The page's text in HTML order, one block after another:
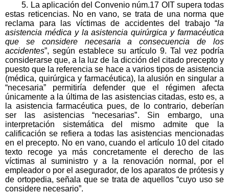
5. La aplicación del Convenio núm.17 OIT supera todas
estas reticencias. No en vano, se trata de una norma que
reclama para las víctimas de accidentes del trabajo “la
asistencia médica y la asistencia quirúrgica y farmacéutica
que se considere necesaria a consecuencia de los
accidentes”, según establece su artículo 9. Tal vez podría
considerarse que, a la luz de la dicción del citado precepto y
puesto que la referencia se hace a varios tipos de asistencia
(médica, quirúrgica y farmacéutica), la alusión en singular a
“necesaria” permitiría defender que el régimen afecta
únicamente a la última de las asistencias citadas, esto es, a
la asistencia farmacéutica pues, de lo contrario, deberían
ser las asistencias “necesarias”. Sin embargo, una
interpretación sistemática del mismo admite que la
calificación se refiera a todas las asistencias mencionadas
en el precepto. No en vano, cuando el artículo 10 del citado
texto recoge ya más concretamente el derecho de las
víctimas al suministro y a la renovación normal, por el
empleador o por el asegurador, de los aparatos de prótesis y
de ortopedia, señala que se trata de aquellos “cuyo uso se
considere necesario”.